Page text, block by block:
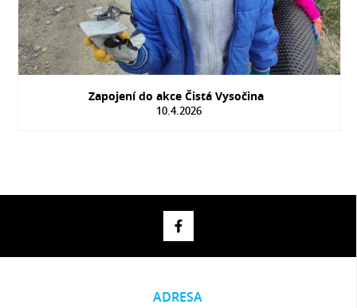
Zapojení do akce Čistá Vysočina
10.4.2026
ADRESA